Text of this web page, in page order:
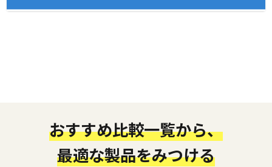
おすすめ比較一覧から、
最適な製品をみつける